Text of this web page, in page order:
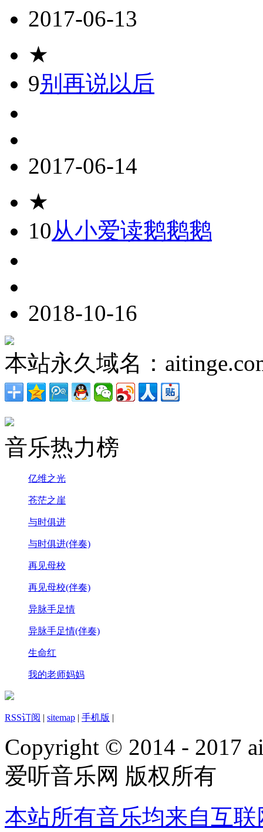
2017-06-13
★
9别再说以后
2017-06-14
★
10从小爱读鹅鹅鹅
2018-10-16
本站永久域名：
音乐热力榜
亿维之光
苍茫之崖
与时俱进
与时俱进(伴奏)
再见母校
再见母校(伴奏)
异脉手足情
异脉手足情(伴奏)
生命红
我的老师妈妈
RSS订阅 | sitemap | 手机版 |
Copyright © 2014 - 2017
爱听音乐网 版权所有
本站所有音乐均来自互